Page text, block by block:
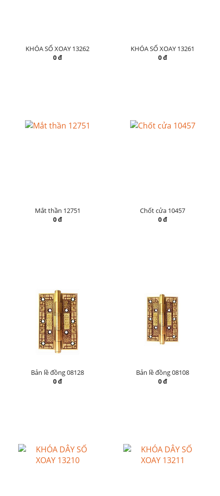
KHÓA SỐ XOAY 13262
0 đ
KHÓA SỐ XOAY 13261
0 đ
Mắt thần 12751
0 đ
Chốt cửa 10457
0 đ
Bản lề đồng 08128
0 đ
Bản lề đồng 08108
0 đ